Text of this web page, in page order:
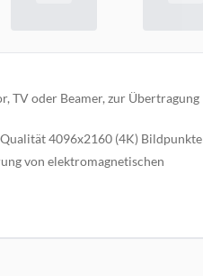
TV oder Beamer, zur Übertragung
4096x2160 (4K) Bildpunkte
von elektromagnetischen
mobile und flache Geräte oder bei
verhindert Kabelbruch